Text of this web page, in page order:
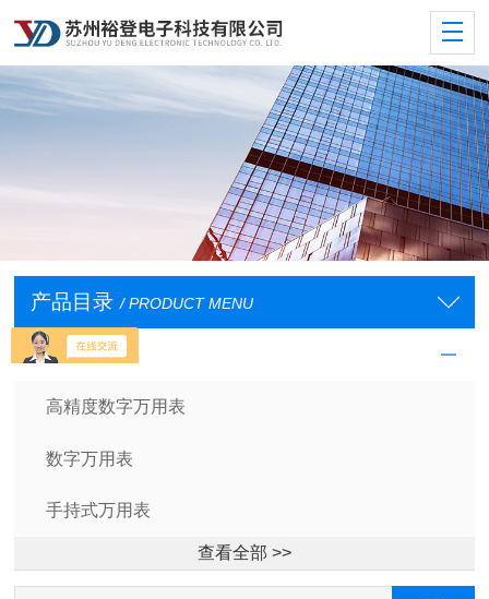
产品目录 / PRODUCT MENU
数字万用表
高精度数字万用表
数字万用表
手持式万用表
查看全部 >>